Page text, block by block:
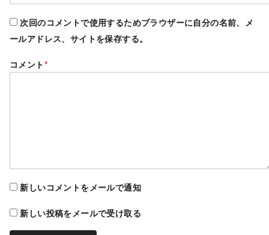
次回のコメントで使用するためブラウザーに自分の名前、メ
ールアドレス、サイトを保存する。
コメント*
新しいコメントをメールで通知
新しい投稿をメールで受け取る